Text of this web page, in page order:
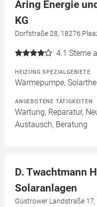
Aring Energie
KG
Dorfstraße 28, 18276
4.1 Sterne
HEIZUNG SPEZIALGEBIETE
Wärmepumpe,
ANGEBOTENE TÄTIGKEITEN
Wartung, Reparatur,
Austausch, Beratung
D. Twachtmann
Solaranlagen
Güstrower Landstraße